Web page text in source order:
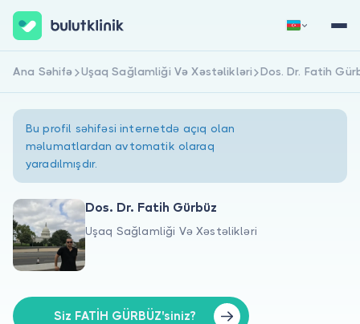
Haqqımızda
Xəstələr üçün
Həkimlər üçün
Qeydiyyat Daxil Ol
Ana Səhifə Uşaq Sağlamliği Və Xəstəlikləri Dos. Dr. Fatih
Bu profil səhifəsi internetdə açıq olan
məlumatlardan avtomatik olaraq
yaradılmışdır.
Dos. Dr. Fatih Gürbüz
Uşaq Sağlamliği Və Xəstəlikləri
Siz FATİH GÜRBÜZ'siniz?